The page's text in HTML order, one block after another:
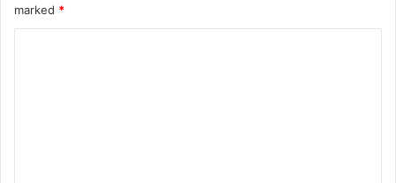
marked *